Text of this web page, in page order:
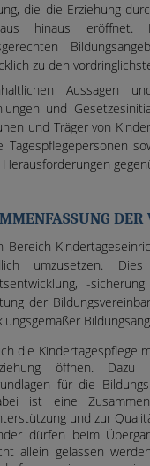
die die Erziehung
hinaus eröffnet.
zu den
Aussagen
und
und Träger von
Tagespflegepersonen
Bereich
umzusetzen.
-
der
die Kindertagespflege
öffnen. Dazu
für die
ist eine
und zur
dürfen beim
allein gelassen